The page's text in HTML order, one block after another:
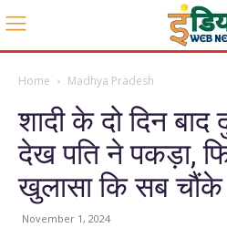
Home Madhya Pradesh
शादी के दो दिन बाद
देख पति ने पकड़ा,
खुलासा कि सब चौंके
November 1, 2024